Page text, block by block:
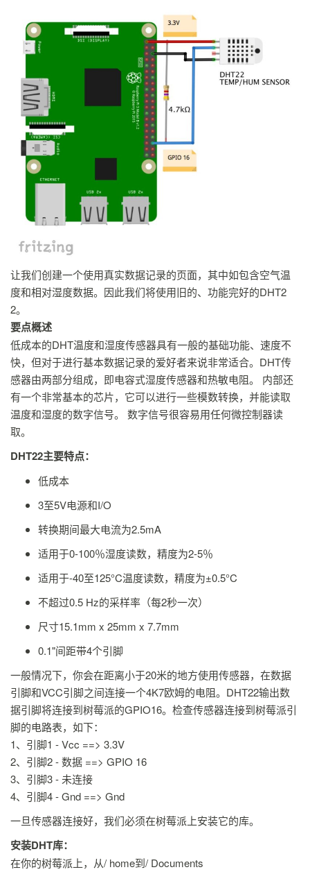
让我们创建一个使用真实数据记录的页面，其中如包含空气温
度和相对湿度数据。因此我们将使用旧的、功能完好的DHT2
2。
要点概述
低成本的DHT温度和湿度传感器具有一般的基础功能、速度不
快，但对于进行基本数据记录的爱好者来说非常适合。DHT传
感器由两部分组成，即电容式湿度传感器和热敏电阻。 内部还
有一个非常基本的芯片，它可以进行一些模数转换，并能读取
温度和湿度的数字信号。 数字信号很容易用任何微控制器读
取。
DHT22主要特点：
低成本
3至5V电源和I/O
转换期间最大电流为2.5mA
适用于0-100％湿度读数，精度为2-5％
适用于-40至125°C温度读数，精度为±0.5°C
不超过0.5 Hz的采样率（每2秒一次）
尺寸15.1mm x 25mm x 7.7mm
0.1"间距带4个引脚
一般情况下，你会在距离小于20米的地方使用传感器，在数据
引脚和VCC引脚之间连接一个4K7欧姆的电阻。DHT22输出数
据引脚将连接到树莓派的GPIO16。检查传感器连接到树莓派引
脚的电路表，如下：
1、引脚1 - Vcc ==> 3.3V
2、引脚2 - 数据 ==> GPIO 16
3、引脚3 - 未连接
4、引脚4 - Gnd ==> Gnd
一旦传感器连接好，我们必须在树莓派上安装它的库。
安装DHT库：
在你的树莓派上，从/ home到/ Documents